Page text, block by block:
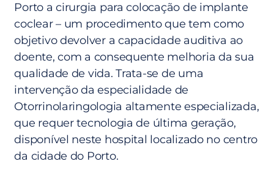
Porto a cirurgia para colocação de implante
coclear – um procedimento que tem como
objetivo devolver a capacidade auditiva ao
doente, com a consequente melhoria da sua
qualidade de vida. Trata-se de uma
intervenção da especialidade de
Otorrinolaringologia altamente especializada,
que requer tecnologia de última geração,
disponível neste hospital localizado no centro
da cidade do Porto.